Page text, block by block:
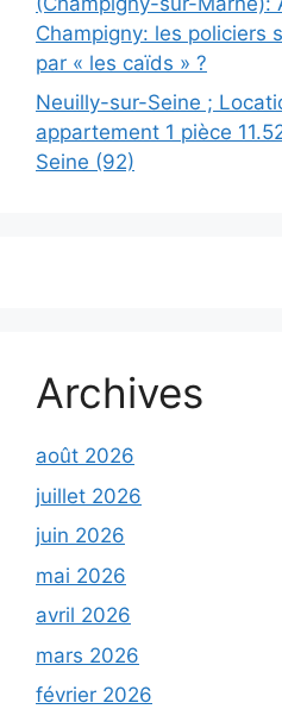
Champigny: les policiers
par « les caïds » ?
Neuilly-sur-Seine ;
appartement 1 pièce
Seine (92)
Archives
août 2026
juillet 2026
juin 2026
mai 2026
avril 2026
mars 2026
février 2026